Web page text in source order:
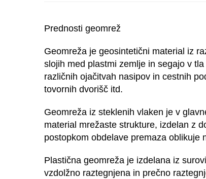
Prednosti geomrež
Geomreža je geosintetični material iz
slojih med plastmi zemlje in segajo v
različnih ojačitvah nasipov in cestnih
tovornih dvorišč itd.
Geomreža iz steklenih vlaken je v
material mrežaste strukture, izdelan z
postopkom obdelave premaza oblikuje
Plastična geomreža je izdelana iz
vzdolžno raztegnjena in prečno